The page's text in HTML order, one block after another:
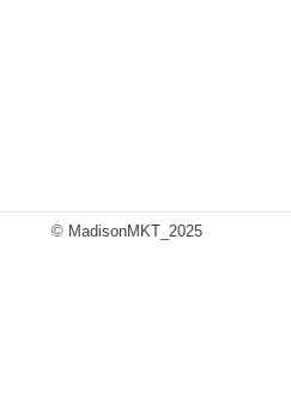
© MadisonMKT_2025